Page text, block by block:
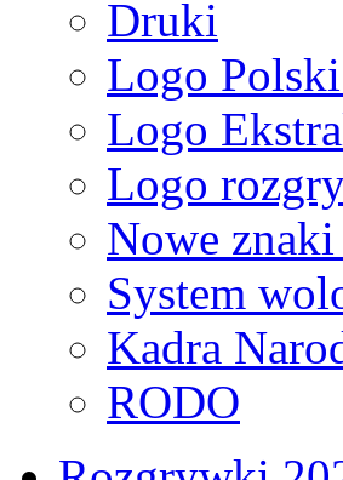
Druki
Logo
Logo
Logo
Nowe
System
Kadra
RODO